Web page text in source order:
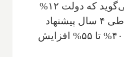
اتحادیه پرستاران می‌گوید که دولت ۱۲%
افزایش دستمزد را طی ۴ سال پیشنهاد
می‌دهد، اما آنها بین ۴۰% تا ۵۵% افزایش